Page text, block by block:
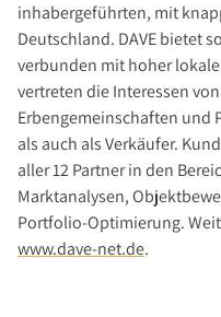
inhabergeführten, mit
Deutschland. DAVE bietet
verbunden mit hoher
vertreten die Interessen
Erbengemeinschaften und
als auch als Verkäufer.
aller 12 Partner in den
Marktanalysen,
Portfolio-Optimierung.
www.dave-net.de.